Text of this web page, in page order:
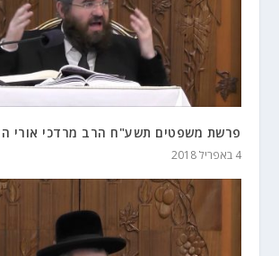
פרשת משפטים תשע"ח הרב מרדכי אורי
4 באפריל 2018